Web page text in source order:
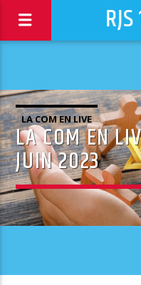
LA COM EN LIVE
LA COM EN
JUIN 2023